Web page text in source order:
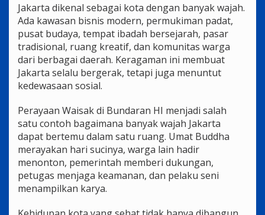
Jakarta dikenal sebagai kota dengan banyak wajah.
Ada kawasan bisnis modern, permukiman padat,
pusat budaya, tempat ibadah bersejarah, pasar
tradisional, ruang kreatif, dan komunitas warga
dari berbagai daerah. Keragaman ini membuat
Jakarta selalu bergerak, tetapi juga menuntut
kedewasaan sosial.
Perayaan Waisak di Bundaran HI menjadi salah
satu contoh bagaimana banyak wajah Jakarta
dapat bertemu dalam satu ruang. Umat Buddha
merayakan hari sucinya, warga lain hadir
menonton, pemerintah memberi dukungan,
petugas menjaga keamanan, dan pelaku seni
menampilkan karya.